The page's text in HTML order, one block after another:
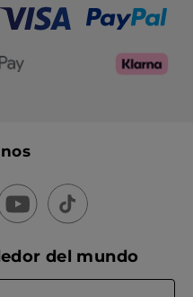
del mundo